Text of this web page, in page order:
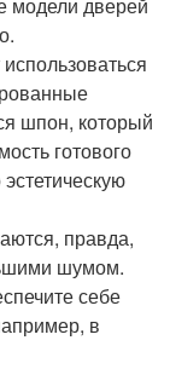
шпон, который
готового
правда,
шумом.
себе
в